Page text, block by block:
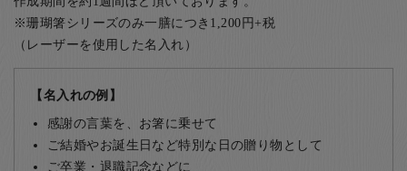
※珊瑚箸シリーズのみ一膳につき1,200円+税
（レーザーを使用した名入れ）
【名入れの例】
感謝の言葉を、お箸に乗せて
ご結婚やお誕生日など特別な日の贈り物として
ご卒業・退職記念などに